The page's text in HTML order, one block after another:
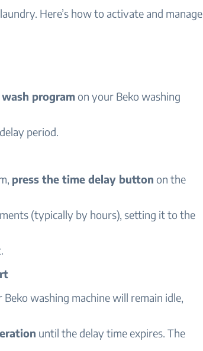
Here’s how to activate and manage
programon your Beko washing
period.
press the time delay button on the
(typically by hours), setting it to the
washing machine will remain idle,
until the delay time expires. The